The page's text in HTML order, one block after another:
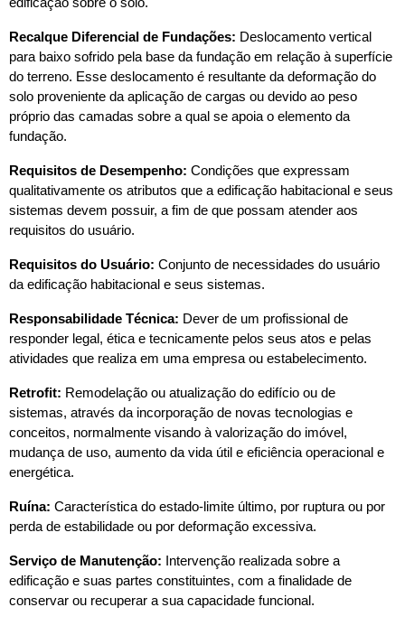
Recalque Diferencial de Fundações: Deslocamento vertical
para baixo sofrido pela base da fundação em relação à superfície
do terreno. Esse deslocamento é resultante da deformação do
solo proveniente da aplicação de cargas ou devido ao peso
próprio das camadas sobre a qual se apoia o elemento da
fundação.
Requisitos de Desempenho: Condições que expressam
qualitativamente os atributos que a edificação habitacional e seus
sistemas devem possuir, a fim de que possam atender aos
requisitos do usuário.
Requisitos do Usuário: Conjunto de necessidades do usuário
da edificação habitacional e seus sistemas.
Responsabilidade Técnica: Dever de um profissional de
responder legal, ética e tecnicamente pelos seus atos e pelas
atividades que realiza em uma empresa ou estabelecimento.
Retrofit: Remodelação ou atualização do edifício ou de
sistemas, através da incorporação de novas tecnologias e
conceitos, normalmente visando à valorização do imóvel,
mudança de uso, aumento da vida útil e eficiência operacional e
energética.
Ruína: Característica do estado-limite último, por ruptura ou por
perda de estabilidade ou por deformação excessiva.
Serviço de Manutenção: Intervenção realizada sobre a
edificação e suas partes constituintes, com a finalidade de
conservar ou recuperar a sua capacidade funcional.